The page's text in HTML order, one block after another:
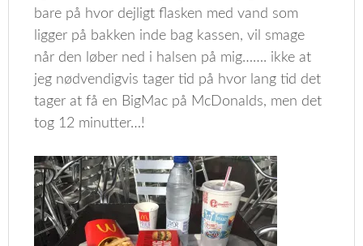
bare på hvor dejligt flasken med vand som
ligger på bakken inde bag kassen, vil smage
når den løber ned i halsen på mig……. ikke at
jeg nødvendigvis tager tid på hvor lang tid det
tager at få en BigMac på McDonalds, men det
tog 12 minutter…!